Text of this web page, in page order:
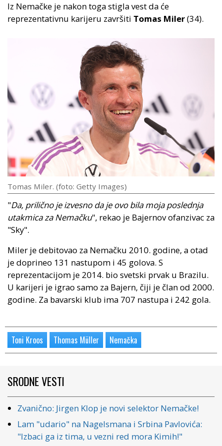
Iz Nemačke je nakon toga stigla vest da će
reprezentativnu karijeru završiti Tomas Miler(34).
Tomas Miler. (foto: Getty Images)
"Da, prilično je izvesno da je ovo bila moja poslednja
utakmica za Nemačku", rekao je Bajernov ofanzivac za
"Sky".
Miler je debitovao za Nemačku 2010. godine, a otad
je doprineo 131 nastupom i 45 golova. S
reprezentacijom je 2014. bio svetski prvak u Brazilu.
U karijeri je igrao samo za Bajern, čiji je član od 2000.
godine. Za bavarski klub ima 707 nastupa i 242 gola.
Toni Kroos Thomas Müller Nemačka
SRODNE VESTI
Zvanično: Jirgen Klop je novi selektor Nemačke!
Lam "udario" na Nagelsmana i Srbina Pavlovića:
"Izbaci ga iz tima, u vezni red mora Kimih!"